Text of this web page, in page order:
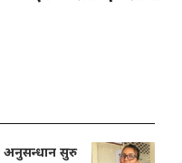
अनुसन्धान सुरु